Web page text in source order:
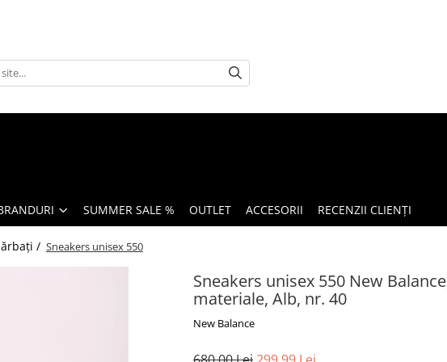
SUMMER SALE % OUTLET ACCESORII RECENZII CLIENȚI
/ Sneakers unisex 550
Sneakers unisex 550 New
materiale, Alb, nr. 40
New Balance